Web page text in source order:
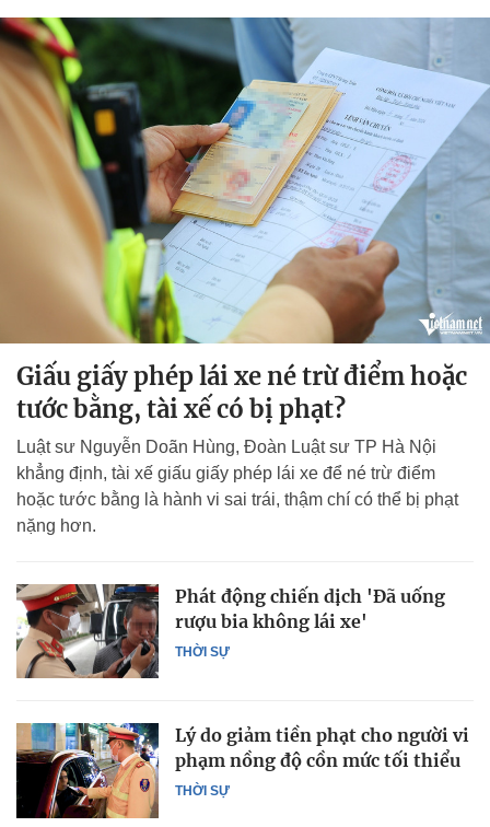
Giấu giấy phép lái xe né trừ điểm hoặc
tước bằng, tài xế có bị phạt?
Luật sư Nguyễn Doãn Hùng, Đoàn Luật sư TP Hà Nội
khẳng định, tài xế giấu giấy phép lái xe để né trừ điểm
hoặc tước bằng là hành vi sai trái, thậm chí có thể bị phạt
nặng hơn.
THỜI SỰ
Phát động chiến dịch 'Đã uống
rượu bia không lái xe'
THỜI SỰ
Lý do giảm tiền phạt cho người vi
phạm nồng độ cồn mức tối thiểu